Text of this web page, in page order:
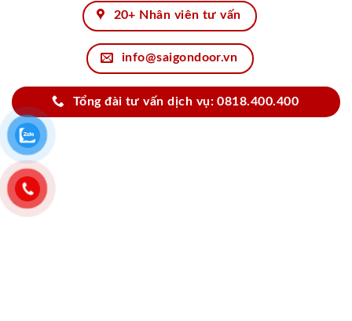
20+ Nhân viên tư vấn
info@saigondoor.vn
Tổng đài tư vấn dịch vụ: 0818.400.400